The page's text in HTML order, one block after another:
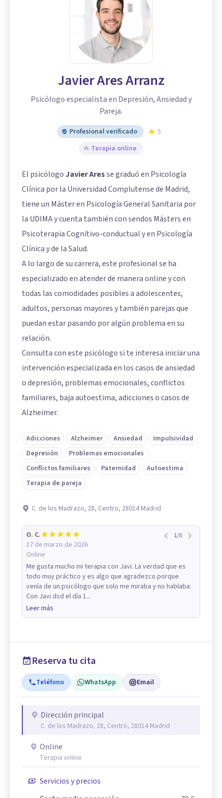
Javier Ares Arranz
Psicólogo especialista en Depresión, Ansiedad y
Pareja.
Profesional verificado
5
Terapia online
El psicólogo Javier Aresse graduó en Psicología
Clínica por la Universidad Complutense de Madrid,
tiene un Máster en Psicología General Sanitaria por
la UDIMA y cuenta también con sendos Másters en
Psicoterapia Cognitivo-conductual y en Psicología
Clínica y de la Salud.
A lo largo de su carrera, este profesional se ha
especializado en atender de manera online y con
todas las comodidades posibles a adolescentes,
adultos, personas mayores y también parejas que
puedan estar pasando por algún problema en su
relación.
Consulta con este psicólogo si te interesa iniciar una
intervención especializada en los casos de ansiedad
o depresión, problemas emocionales, conflictos
familiares, baja autoestima, adicciones o casos de
Alzheimer.
Adicciones Alzheimer Ansiedad
Impulsividad
Depresión
Problemas emocionales
Conflictos familiares
Paternidad
Autoestima
Terapia de pareja
C. de los Madrazo, 28, Centro, 28014 Madrid
O. C.
17 de marzo de 2026
Online
1/5
Me gusta mucho mi terapia con Javi. La verdad que es
todo muy práctico y es algo que agradezco porque
venía de un psicólogo que solo me miraba y no hablaba.
Con Javi dsd el día 1...
Leer más
Reserva tu cita
Teléfono WhatsApp Email
Dirección principal
C. de los Madrazo, 28, Centro, 28014 Madrid
Online
Terapia online
Servicios y precios